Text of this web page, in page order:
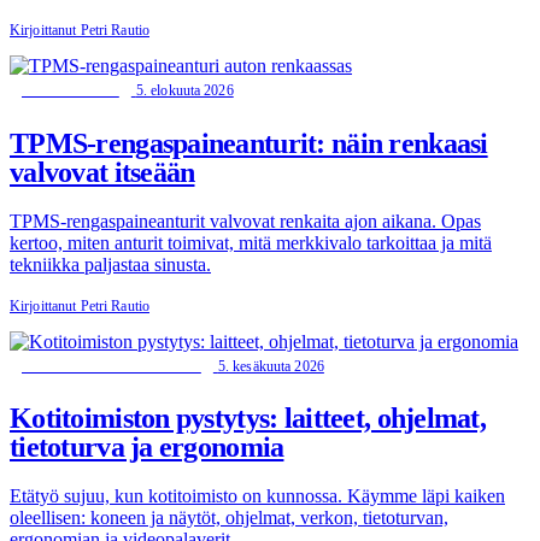
Kirjoittanut Petri Rautio
5. elokuuta 2026
TPMS-rengaspaineanturit: näin renkaasi
valvovat itseään
TPMS-rengaspaineanturit valvovat renkaita ajon aikana. Opas
kertoo, miten anturit toimivat, mitä merkkivalo tarkoittaa ja mitä
tekniikka paljastaa sinusta.
Kirjoittanut Petri Rautio
5. kesäkuuta 2026
Kotitoimiston pystytys: laitteet, ohjelmat,
tietoturva ja ergonomia
Etätyö sujuu, kun kotitoimisto on kunnossa. Käymme läpi kaiken
oleellisen: koneen ja näytöt, ohjelmat, verkon, tietoturvan,